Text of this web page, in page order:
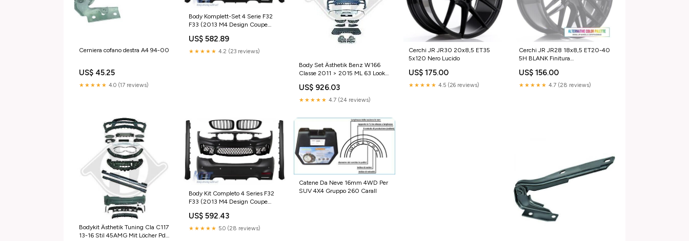
Cerniera cofano destra A4 94-00
US$ 45.25
★★★★★ 4.0 (17 reviews)
Body Komplett-Set 4 Serie F32
F33 (2013 M4 Design Coupe
US$ 582.89
★★★★★ 4.2 (23 reviews)
Body Set Ästhetik Benz W166
Classe 2011 > 2015 ML 63 Look
US$ 926.03
★★★★★ 4.7 (24 reviews)
Cerchi JR JR30 20x8,5 ET35
5x120 Nero Lucido
US$ 175.00
★★★★★ 4.5 (26 reviews)
Cerchi JR JR28 18x8,5 ET20-40
5H BLANK Finitura
US$ 156.00
★★★★★ 4.7 (28 reviews)
Bodykit Ästhetik Tuning Cla C117
13-16 Stil 45AMG Mit Löcher Pdc
Body Kit Completo 4 Series F32
F33 (2013 M4 Design Coupe
US$ 592.43
★★★★★ 5.0 (28 reviews)
Catene Da Neve 16mm 4WD Per
SUV 4X4 Gruppo 260 Carall